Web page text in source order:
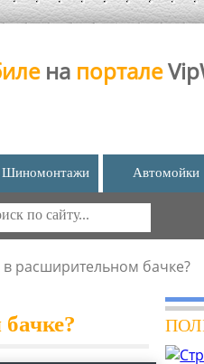
на портале
Шиномонтажи Автомойки
ПОИСКА
расширительном бачке?